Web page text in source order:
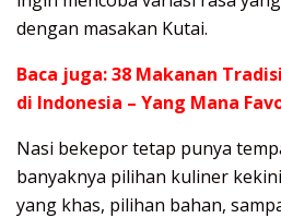
dengan masakan Kutai.
Baca juga:38 Makanan
di Indonesia – Yang Mana
Nasi bekepor tetap punya
banyaknya pilihan kuliner
yang khas, pilihan bahan,